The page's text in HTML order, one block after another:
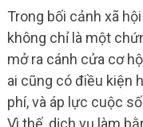
Trong bối cảnh xã
không chỉ là một
mở ra cánh cửa cơ
ai cũng có điều kiện
phí, và áp lực cuộc